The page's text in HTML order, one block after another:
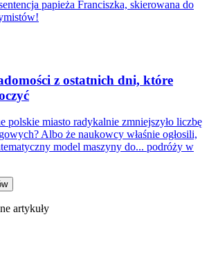
papieża Franciszka, skierowana do
z ostatnich dni, które
polskie miasto radykalnie zmniejszyło liczbę
Albo że naukowcy właśnie ogłosili,
model maszyny do... podróży w
artykuły